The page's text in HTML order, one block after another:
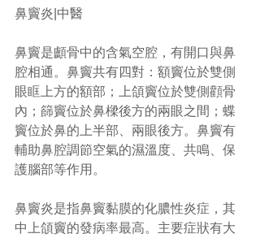
鼻竇炎|中醫
鼻竇是顱骨中的含氣空腔，有開口與鼻
腔相通。鼻竇共有四對：額竇位於雙側
眼眶上方的額部；上頜竇位於雙側顴骨
內；篩竇位於鼻樑後方的兩眼之間；蝶
竇位於鼻的上半部、兩眼後方。鼻竇有
輔助鼻腔調節空氣的濕溫度、共鳴、保
護腦部等作用。
鼻竇炎是指鼻竇黏膜的化膿性炎症，其
中上頜竇的發病率最高。主要症狀有大